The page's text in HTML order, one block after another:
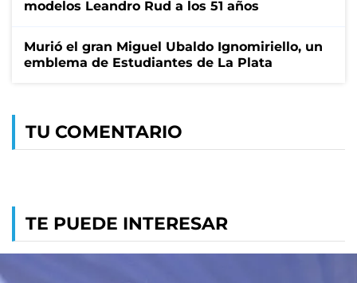
modelos Leandro Rud a los 51 años
Murió el gran Miguel Ubaldo Ignomiriello, un
emblema de Estudiantes de La Plata
TU COMENTARIO
TE PUEDE INTERESAR